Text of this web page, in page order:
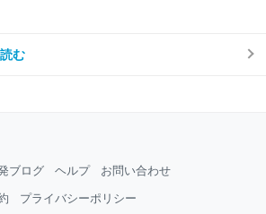
む
ブログ ヘルプ お問い合わせ
プライバシーポリシー